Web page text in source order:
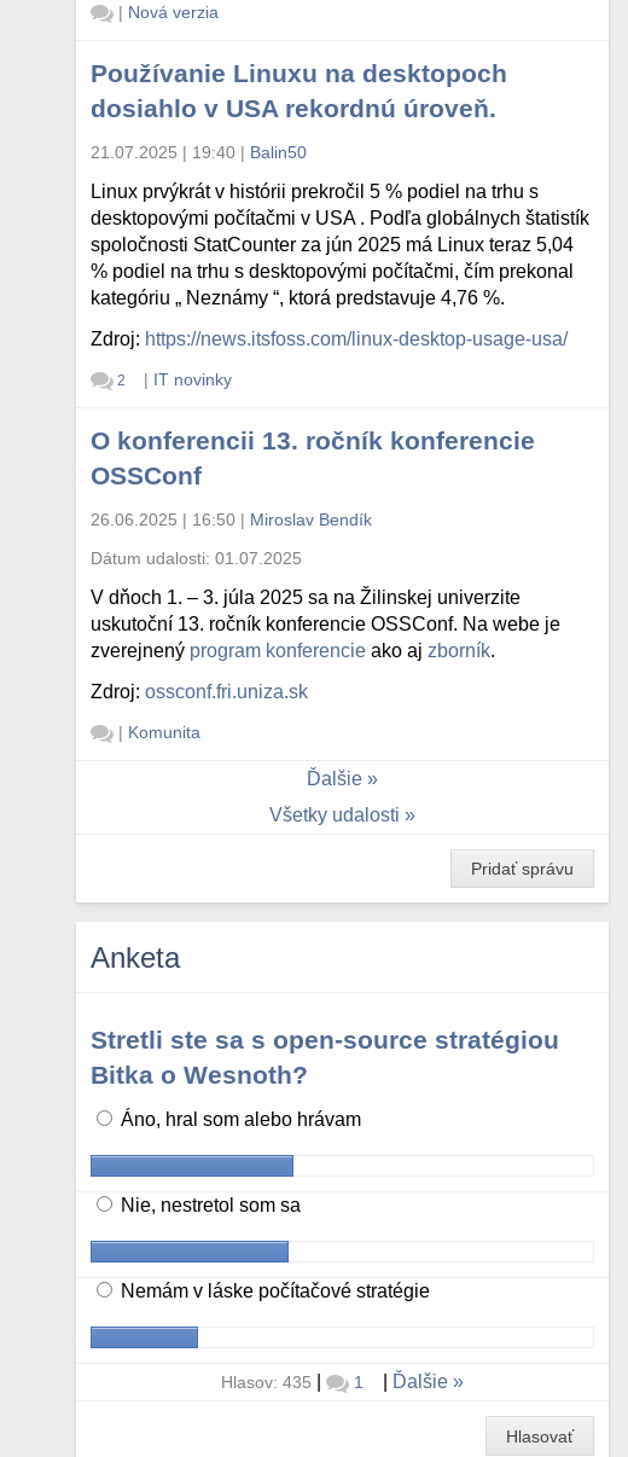
| Nová verzia
Používanie Linuxu na desktopoch
dosiahlo v USA rekordnú úroveň.
21.07.2025 | 19:40 | Balin50
Linux prvýkrát v histórii prekročil 5 % podiel na trhu s
desktopovými počítačmi v USA . Podľa globálnych štatistík
spoločnosti StatCounter za jún 2025 má Linux teraz 5,04
% podiel na trhu s desktopovými počítačmi, čím prekonal
kategóriu „ Neznámy “, ktorá predstavuje 4,76 %.
Zdroj: https://news.itsfoss.com/linux-desktop-usage-usa/
2 | IT novinky
O konferencii 13. ročník konferencie
OSSConf
26.06.2025 | 16:50 | Miroslav Bendík
Dátum udalosti:01.07.2025
V dňoch 1. – 3. júla 2025 sa na Žilinskej univerzite
uskutoční 13. ročník konferencie OSSConf. Na webe je
zverejnený program konferencie ako aj zborník.
Zdroj:ossconf.fri.uniza.sk
| Komunita
Ďalšie
Všetky udalosti
Pridať správu
Anketa
Stretli ste sa s open-source stratégiou
Bitka o Wesnoth?
Áno, hral som alebo hrávam
Nie, nestretol som sa
Nemám v láske počítačové stratégie
Hlasov: 435 | 1 Ďalšie
Hlasovať